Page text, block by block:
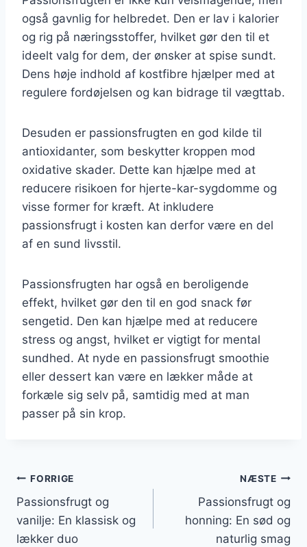
også gavnlig for helbredet. Den er lav i kalorier
og rig på næringsstoffer, hvilket gør den til et
ideelt valg for dem, der ønsker at spise sundt.
Dens høje indhold af kostfibre hjælper med at
regulere fordøjelsen og kan bidrage til vægttab.
Desuden er passionsfrugten en god kilde til
antioxidanter, som beskytter kroppen mod
oxidative skader. Dette kan hjælpe med at
reducere risikoen for hjerte-kar-sygdomme og
visse former for kræft. At inkludere
passionsfrugt i kosten kan derfor være en del
af en sund livsstil.
Passionsfrugten har også en beroligende
effekt, hvilket gør den til en god snack før
sengetid. Den kan hjælpe med at reducere
stress og angst, hvilket er vigtigt for mental
sundhed. At nyde en passionsfrugt smoothie
eller dessert kan være en lækker måde at
forkæle sig selv på, samtidig med at man
passer på sin krop.
Indlægsnavigation
FORRIGE
Passionsfrugt og
vanilje: En klassisk og
lækker duo
NÆSTE
Passionsfrugt og
honning: En sød og
naturlig smag